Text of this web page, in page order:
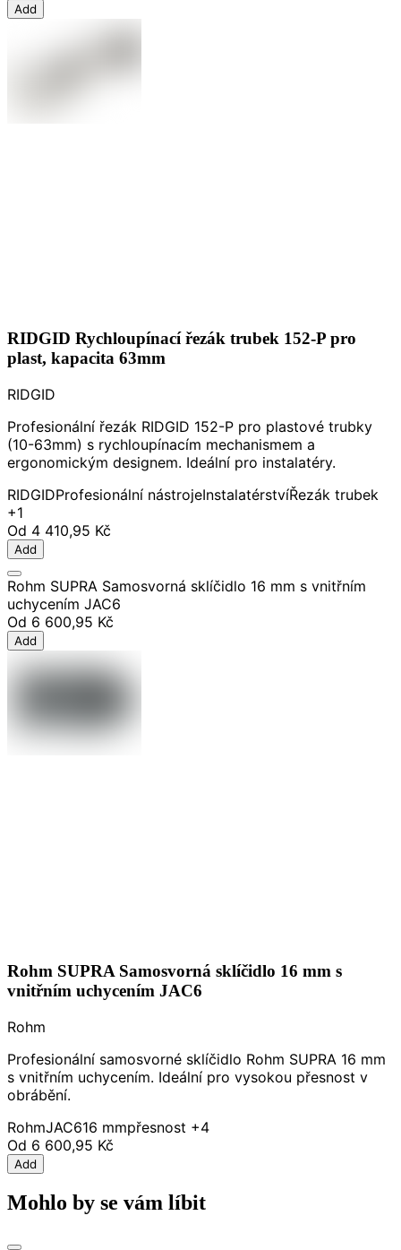
Add
RIDGID Rychloupínací řezák trubek 152-P pro
plast, kapacita 63mm
RIDGID
Profesionální řezák RIDGID 152-P pro plastové trubky
(10-63mm) s rychloupínacím mechanismem a
ergonomickým designem. Ideální pro instalatéry.
RIDGIDProfesionální nástrojeInstalatérstvíŘezák trubek
+1
Od 4 410,95 Kč
Add
Rohm SUPRA Samosvorná sklíčidlo 16 mm s vnitřním
uchycením JAC6
Od 6 600,95 Kč
Add
Rohm SUPRA Samosvorná sklíčidlo 16 mm s
vnitřním uchycením JAC6
Rohm
Profesionální samosvorné sklíčidlo Rohm SUPRA 16 mm
s vnitřním uchycením. Ideální pro vysokou přesnost v
obrábění.
RohmJAC616 mmpřesnost +4
Od 6 600,95 Kč
Add
Mohlo by se vám líbit